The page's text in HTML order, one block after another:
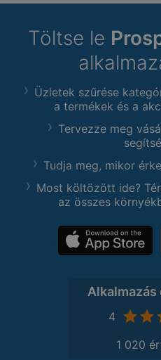
Töltse le
Üzletek szűrése
a termékek és a
Tervezze meg
Tudja meg, mikor
Most költözött ide?
az összes
4
1 020